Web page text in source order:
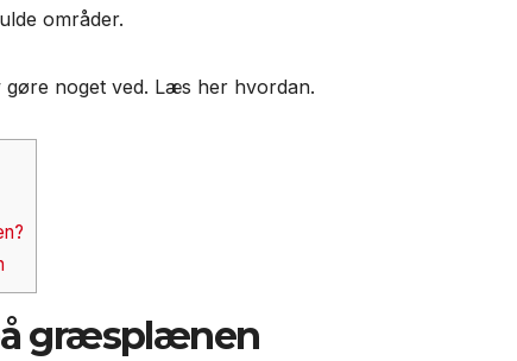
områder.
noget ved. Læs her hvordan.
græsplænen